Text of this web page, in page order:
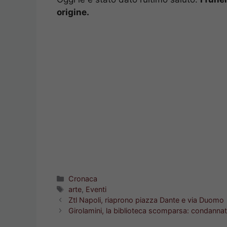
origine.
Categorie
Cronaca
Tag
arte, Eventi
Ztl Napoli, riaprono piazza Dante e via Duomo
Girolamini, la biblioteca scomparsa: